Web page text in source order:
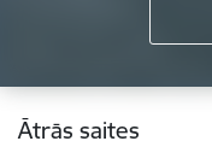
Kājene
Ātrās saites